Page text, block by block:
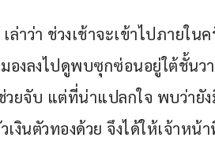
ล่าว่า ช่วงเช้าจะเข้าไปภายใน
องลงไปดูพบซุกซ่อนอยู่ใต้ชั้นว
ยจับ แต่ที่น่าแปลกใจ พบว่ายัง
งินตัวทองด้วย จึงได้ให้เจ้าห